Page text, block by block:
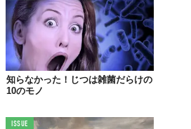
知らなかった！じつは雑菌だらけの
10のモノ
ISSUE